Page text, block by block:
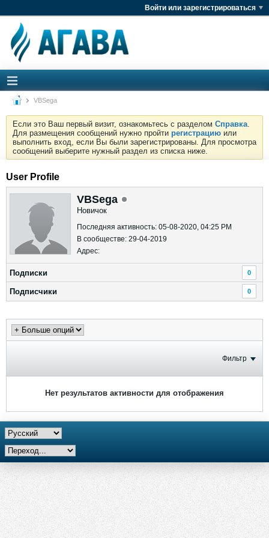
Войти или зарегистрироваться
VBSega
Если это Ваш первый визит, ознакомьтесь с разделом Справка.
Для размещения сообщений нужно пройти регистрацию или
выполнить вход, если Вы были зарегистрированы. Для просмотра
сообщений выберите нужный раздел из списка ниже.
User Profile
VBSega
Новичок
Последняя активность: 05-08-2020, 04:25 PM
В сообществе: 29-04-2019
Адрес:
Подписки 0
Подписчики 0
Фильтр
Нет результатов активности для отображения